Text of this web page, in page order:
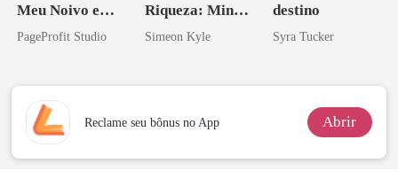
Meu Noivo e
Casei com o
PageProfit Studio
Riqueza: Minha
Vingança
Simeon Kyle
destino
Syra Tucker
Reclame seu bônus no App Abrir